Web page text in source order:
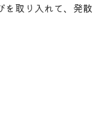
を取り入れて、発散